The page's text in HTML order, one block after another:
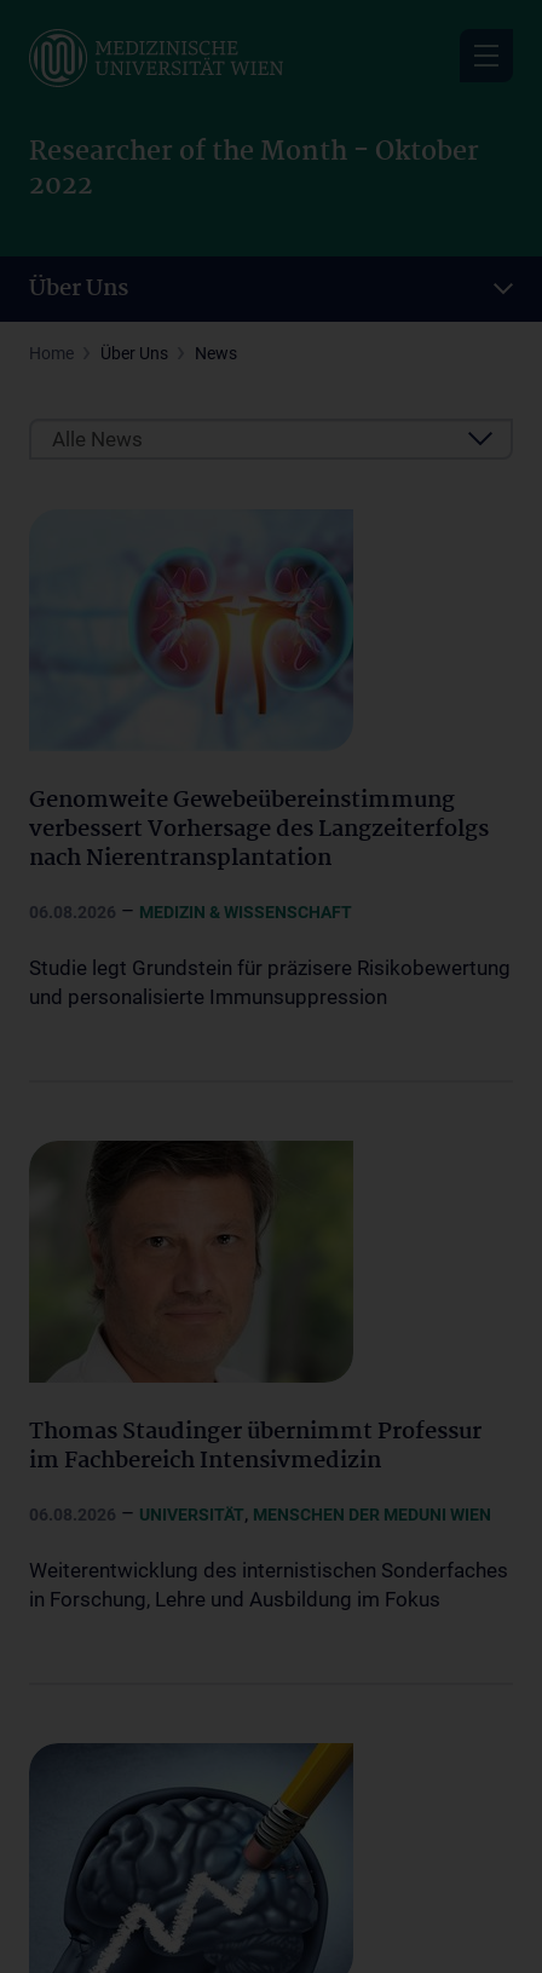
main
Researcher of the Month - Oktober
2022
Über Uns
Home Über Uns News
Alle News
Genomweite Gewebeübereinstimmung
verbessert Vorhersage des Langzeiterfolgs
nach Nierentransplantation
06.08.2026 – MEDIZIN & WISSENSCHAFT
Studie legt Grundstein für präzisere Risikobewertung
und personalisierte Immunsuppression
Thomas Staudinger übernimmt Professur
im Fachbereich Intensivmedizin
06.08.2026 – UNIVERSITÄT, MENSCHEN DER MEDUNI WIEN
Weiterentwicklung des internistischen Sonderfaches
in Forschung, Lehre und Ausbildung im Fokus